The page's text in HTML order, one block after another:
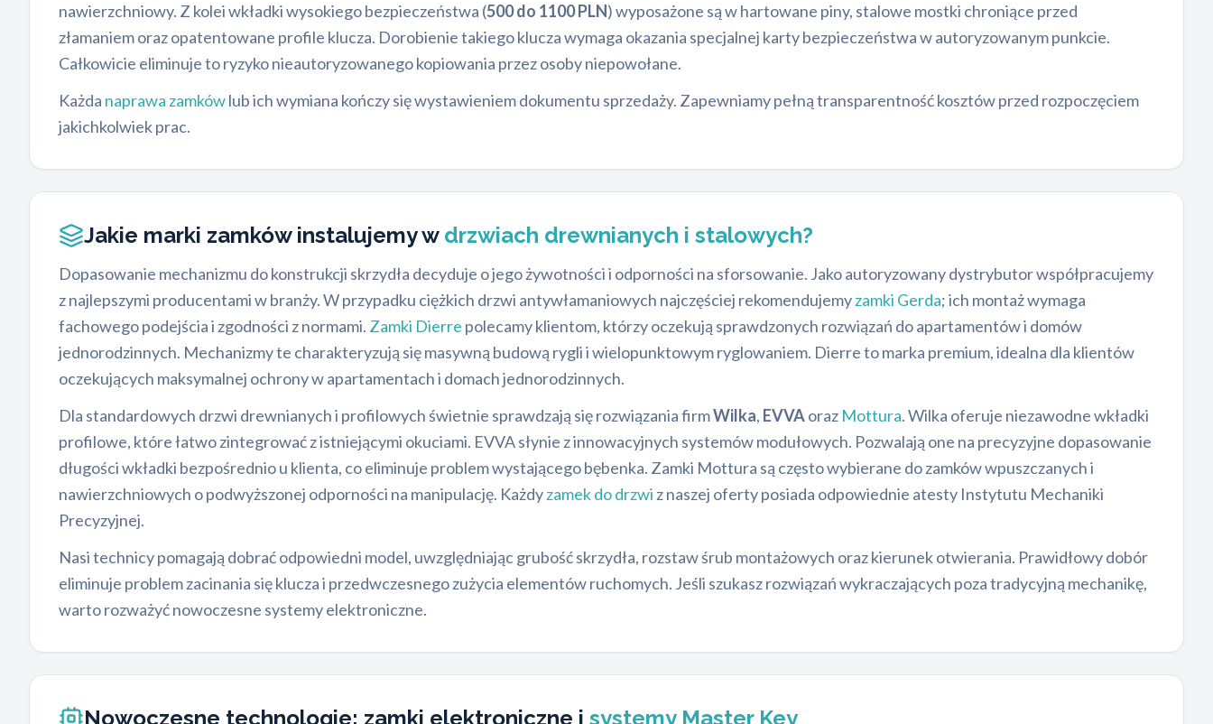
nawierzchniowy. Z kolei wkładki wysokiego bezpieczeństwa (500 do 1100 PLN) wyposażone są w hartowane piny, stalowe mostki chroniące przed
złamaniem oraz opatentowane profile klucza. Dorobienie takiego klucza wymaga okazania specjalnej karty bezpieczeństwa w autoryzowanym punkcie.
Całkowicie eliminuje to ryzyko nieautoryzowanego kopiowania przez osoby niepowołane.
Każda naprawa zamkówlub ich wymiana kończy się wystawieniem dokumentu sprzedaży. Zapewniamy pełną transparentność kosztów przed rozpoczęciem
jakichkolwiek prac.
Jakie marki zamków instalujemy w drzwiach drewnianych i stalowych?
Dopasowanie mechanizmu do konstrukcji skrzydła decyduje o jego żywotności i odporności na sforsowanie. Jako autoryzowany dystrybutor współpracujemy
z najlepszymi producentami w branży. W przypadku ciężkich drzwi antywłamaniowych najczęściej rekomendujemyzamki Gerda; ich montaż wymaga
fachowego podejścia i zgodności z normami. Zamki Dierre polecamy klientom, którzy oczekują sprawdzonych rozwiązań do apartamentów i domów
jednorodzinnych. Mechanizmy te charakteryzują się masywną budową rygli i wielopunktowym ryglowaniem. Dierre to marka premium, idealna dla klientów
oczekujących maksymalnej ochrony w apartamentach i domach jednorodzinnych.
Dla standardowych drzwi drewnianych i profilowych świetnie sprawdzają się rozwiązania firmWilka, EVVAoraz Mottura. Wilka oferuje niezawodne wkładki
profilowe, które łatwo zintegrować z istniejącymi okuciami. EVVA słynie z innowacyjnych systemów modułowych. Pozwalają one na precyzyjne dopasowanie
długości wkładki bezpośrednio u klienta, co eliminuje problem wystającego bębenka. Zamki Mottura są często wybierane do zamków wpuszczanych i
nawierzchniowych o podwyższonej odporności na manipulację. Każdyzamek do drzwi z naszej oferty posiada odpowiednie atesty Instytutu Mechaniki
Precyzyjnej.
Nasi technicy pomagają dobrać odpowiedni model, uwzględniając grubość skrzydła, rozstaw śrub montażowych oraz kierunek otwierania. Prawidłowy dobór
eliminuje problem zacinania się klucza i przedwczesnego zużycia elementów ruchomych. Jeśli szukasz rozwiązań wykraczających poza tradycyjną mechanikę,
warto rozważyć nowoczesne systemy elektroniczne.
Nowoczesne technologie: zamki elektroniczne i systemy Master Key